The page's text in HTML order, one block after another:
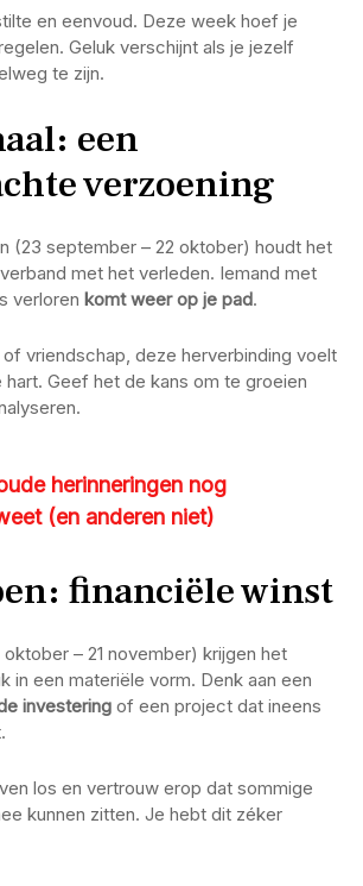
en eenvoud. Deze week hoef je
Geluk verschijnt als je jezelf
te zijn.
een
verzoening
(23 september – 22 oktober) houdt het
met het verleden. Iemand met
verloren komt weer op je pad.
vriendschap, deze herverbinding voelt
hart. Geef het de kans om te groeien
herinneringen nog
(en anderen niet)
financiële winst
– 21 november) krijgen het
in een materiële vorm. Denk aan een
investering of een project dat ineens
los en vertrouw erop dat sommige
kunnen zitten. Je hebt dit zéker